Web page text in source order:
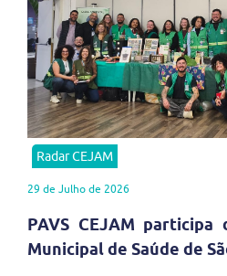
Radar CEJAM
29 de Julho de 2026
PAVS CEJAM participa
Municipal de Saúde de